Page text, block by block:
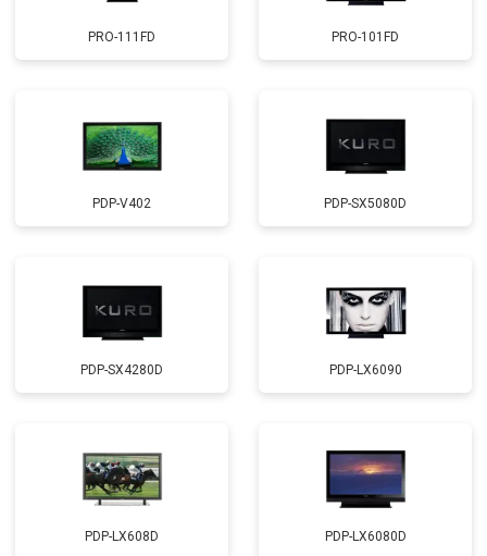
PRO-111FD PRO-101FD
PDP-V402 PDP-SX5080D
PDP-SX4280D PDP-LX6090
PDP-LX608D PDP-LX6080D